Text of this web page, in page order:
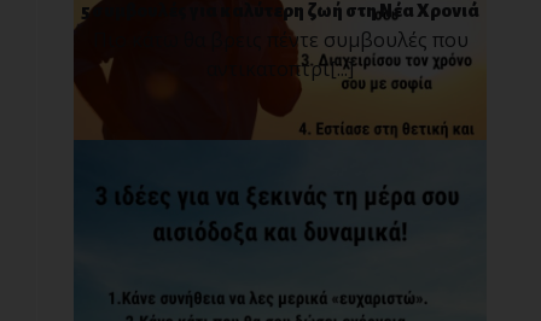
5 συμβουλές για καλύτερη ζωή στη Νέα Χρονιά
Πιο κάτω θα βρεις πέντε συμβουλές που
αντικατοπτρί[...]